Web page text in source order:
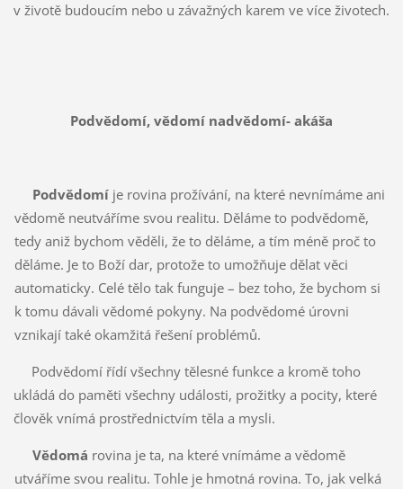
v životě budoucím nebo u závažných karem ve více životech.
Podvědomí, vědomí nadvědomí- akáša
Podvědomíje rovina prožívání, na které nevnímáme ani
vědomě neutváříme svou realitu. Děláme to podvědomě,
tedy aniž bychom věděli, že to děláme, a tím méně proč to
děláme. Je to Boží dar, protože to umožňuje dělat věci
automaticky. Celé tělo tak funguje – bez toho, že bychom si
k tomu dávali vědomé pokyny. Na podvědomé úrovni
vznikají také okamžitá řešení problémů.
Podvědomí řídí všechny tělesné funkce a kromě toho
ukládá do paměti všechny události, prožitky a pocity, které
člověk vnímá prostřednictvím těla a mysli.
Vědomá rovina je ta, na které vnímáme a vědomě
utváříme svou realitu. Tohle je hmotná rovina. To, jak velká